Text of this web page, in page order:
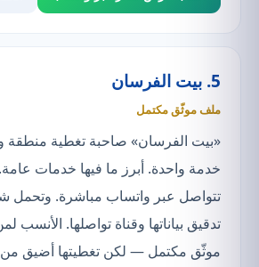
5. بيت الفرسان
ملف موثّق مكتمل
«بيت الفرسان» صاحبة تغطية منطقة
خدمة واحدة. أبرز ما فيها خدمات
تتواصل عبر واتساب مباشرة. وتحمل
تدقيق بياناتها وقناة تواصلها.
موثّق مكتمل — لكن تغطيتها أضيق